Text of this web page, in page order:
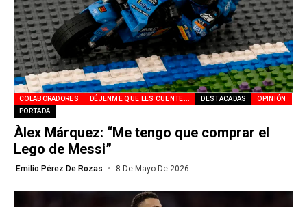
COLABORADORES DÉJENME QUE LES CUENTE... DESTACADAS
OPINIÓN
PORTADA
Àlex Márquez: “Me tengo que comprar el
Lego de Messi”
Emilio Pérez De Rozas 8 De Mayo De 2026